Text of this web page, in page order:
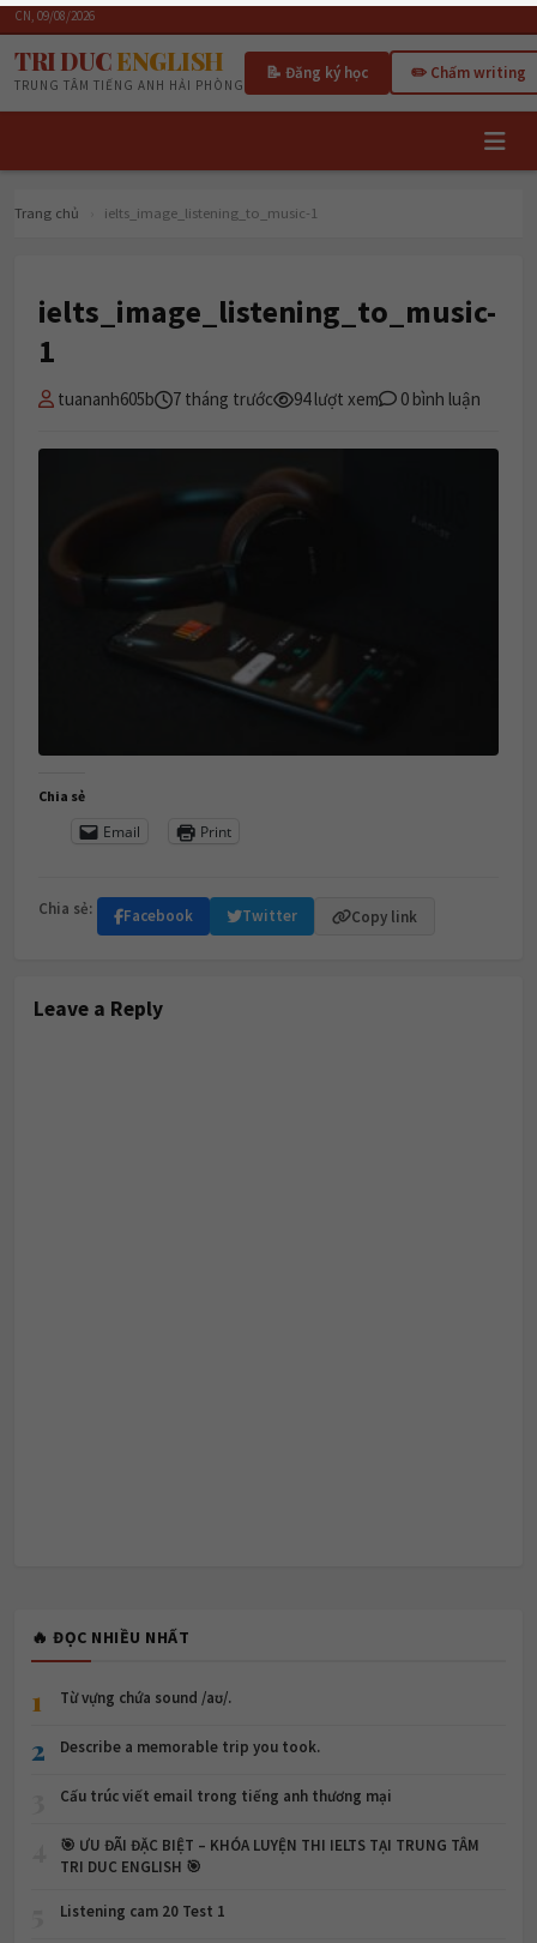
CN, 09/08/2026
TRI DUCENGLISH
TRUNG TÂM TIẾNG ANH HẢI PHÒNG
📝 Đăng ký học ✏️ Chấm writing
Trang chủ ielts_image_listening_to_music-1
ielts_image_listening_to_music-
1
tuananh605b 7 tháng trước 94 lượt xem 0 bình luận
Chia sẻ
Email Print
Chia sẻ: Facebook Twitter Copy link
Leave a Reply
🔥 ĐỌC NHIỀU NHẤT
1 Từ vựng chứa sound /aʊ/.
2 Describe a memorable trip you took.
Cấu trúc viết email trong tiếng anh thương mại
🎯 ƯU ĐÃI ĐẶC BIỆT – KHÓA LUYỆN THI IELTS TẠI TRUNG TÂM
TRI DUC ENGLISH 🎯
Listening cam 20 Test 1